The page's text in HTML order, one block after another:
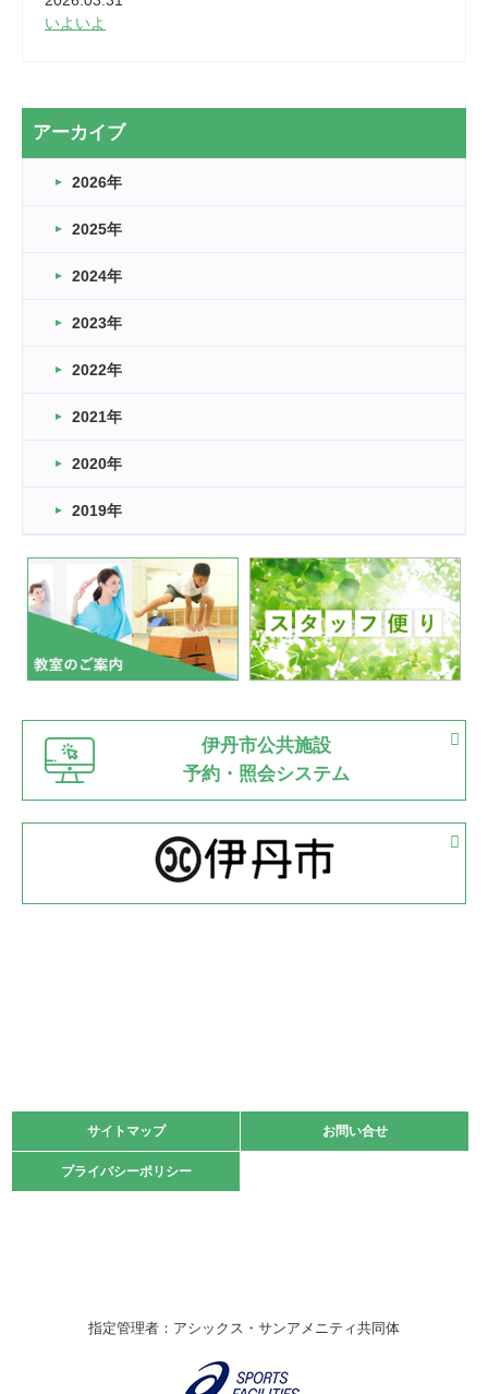
いよいよ
2026.03.20
なぎなた
2026.03.16
車いすバスケとRくんのお話
卒業・卒園の季節★
2026.03.11
緑ケ丘体育館
2022.11.03
緑ケ丘体育館
いたっぼーる大会☆彡
緑ケ丘体育館
2022.07.03
市内総合体育大会が開始
緑ケ丘体育館 猪名川運動広場
古池運動広場
2022.06.12
県知事杯争奪バレーボール大会が開催
緑ケ丘体育館
2022.05.05
体育協会長杯 バドミントン競技の部
2022.05.22
緑ケ丘体育館
2021.10.23
卓球選手権大会ラージボールの部開催☆
伊丹市総合体育大会 バレーボール大会が開催されました
アーカイブ
2026年
2025年
2024年
2023年
2022年
2021年
2020年
2019年
伊丹市公共施設
予約・照会システム
サイトマップ お問い合せ
プライバシーポリシー
サイトマップ お問い合せ
プライバシーポリシー
指定管理者：アシックス・サンアメニティ共同体